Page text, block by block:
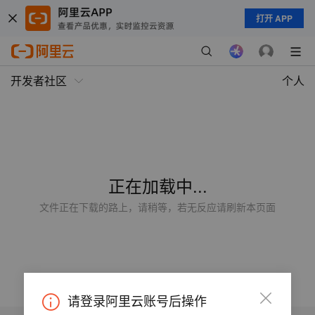
打开 APP
开发者社区 个人
正在加载中...
文件正在下载的路上，请稍等，若无反应请刷新本页面
请登录阿里云账号后操作